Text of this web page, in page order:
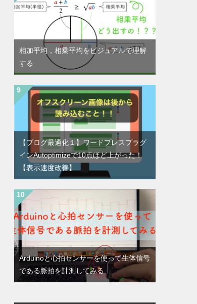
相加平均，相乗平均をビジュアルで理解
する
【ブログ最適化１】ワードプレスプラグ
インAutoptimizeで10点ほど上がった！
【表示速度改善】
Arduinoと心拍センサーを使って生体信号
である脈拍を計測してみる